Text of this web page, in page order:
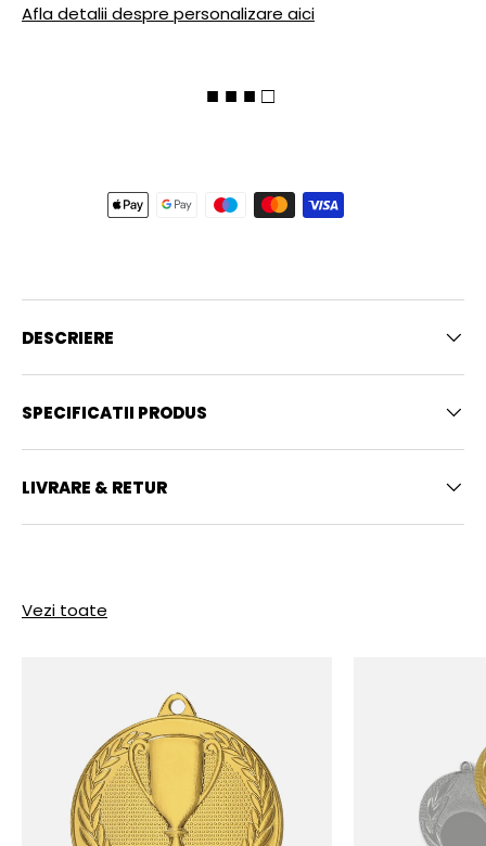
Afla detalii despre personalizare aici
■ ■ ■ □
DESCRIERE
SPECIFICATII PRODUS
LIVRARE & RETUR
Vezi toate